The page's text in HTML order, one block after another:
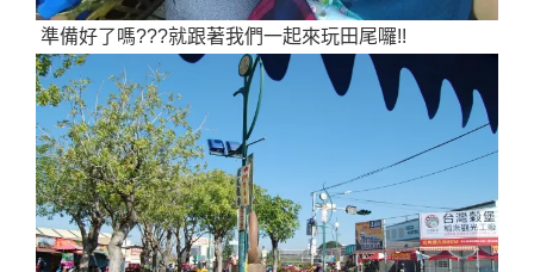
準備好了嗎???就跟著我們一起來玩田尾囉!!